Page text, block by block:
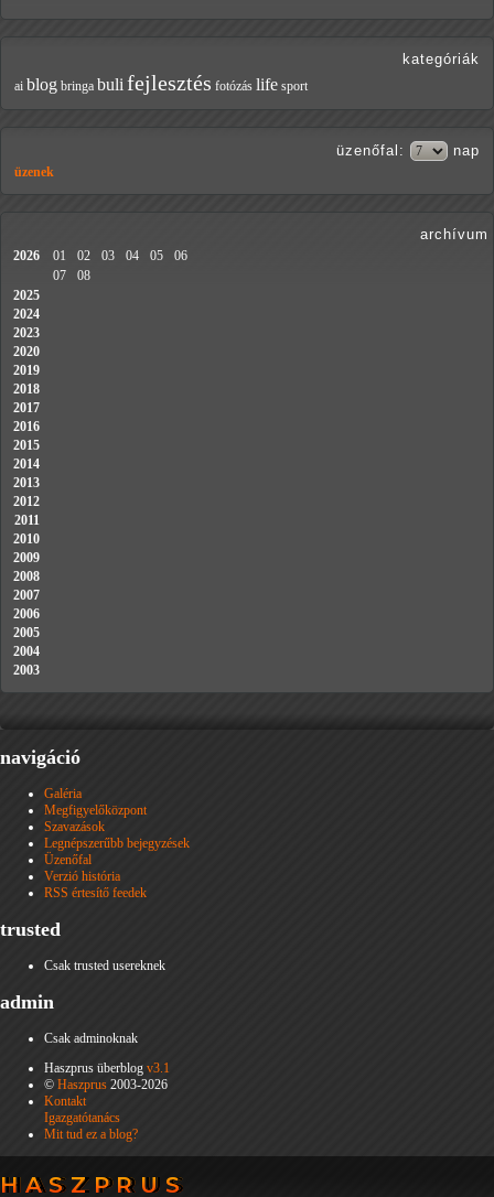
kategóriák
ai blog bringa buli fejlesztés fotózás life sport
üzenőfal : nap
üzenek
archívum
2026 01 02 03 04 05
06
07
08
2025
2024
2023
2020
2019
2018
2017
2016
2015
2014
2013
2012
2011
2010
2009
2008
2007
2006
2005
2004
2003
navigáció
Galéria
Megfigyelőközpont
Szavazások
Legnépszerűbb bejegyzések
Üzenőfal
Verzió história
RSS értesítő feedek
trusted
Csak trusted usereknek
admin
Csak adminoknak
Haszprus überblog v3.1
© Haszprus 2003-2026
Kontakt
Igazgatótanács
Mit tud ez a blog?
HASZPRUS
HASZPRUS